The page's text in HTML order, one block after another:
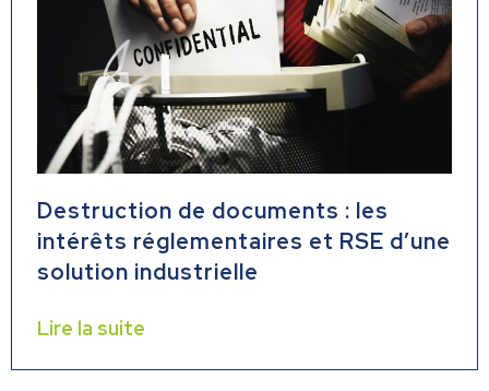
Destruction de documents : les
intérêts réglementaires et RSE d’une
solution industrielle
Lire la suite